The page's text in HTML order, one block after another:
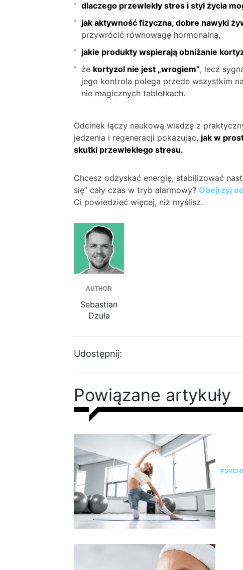
dlaczego przewlekły stres i styl życia
jak aktywność fizyczna, dobre nawyki
przywrócić równowagę hormonalną,
jakie produkty wspierają obniżanie
że kortyzol nie jest „wrogiem”, lecz
jego kontrola polega przede wszystkim
nie magicznych tabletkach.
Odcinek łączy naukową wiedzę z
jedzenia i regeneracji pokazując, jak w
skutki przewlekłego stresu.
Chcesz odzyskać energię, stabilizować
się” cały czas w tryb alarmowy? Obejrzyj
Ci powiedzieć więcej, niż myślisz.
Sebastian
Dzuła
AUTHOR
Udostępnij:
Powiązane artykuły